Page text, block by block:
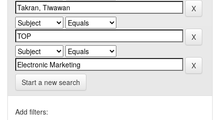
Start a new search
Add filters: